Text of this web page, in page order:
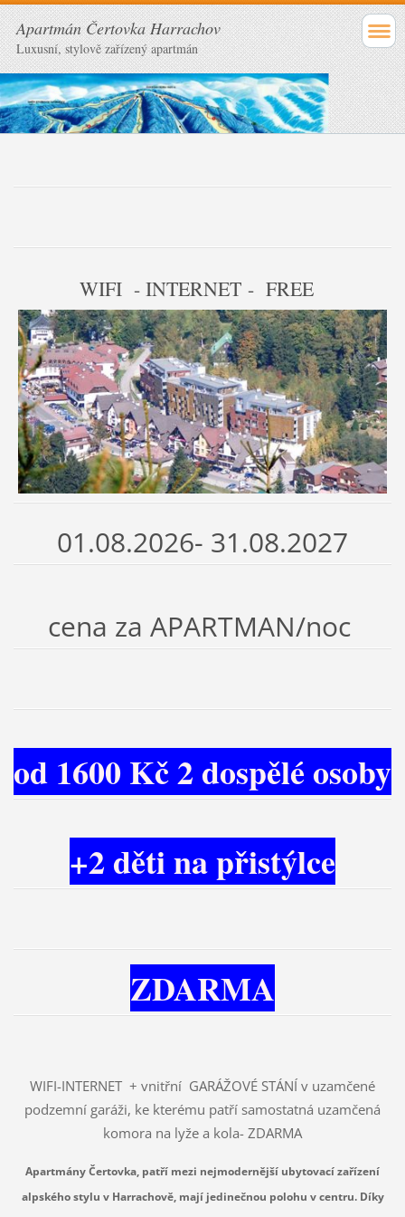
Apartmán Čertovka Harrachov
Luxusní, stylově zařízený apartmán
WIFI - INTERNET - FREE
01.08.2026- 31.08.2027
cena za APARTMAN/noc
od 1600 Kč 2 dospělé osoby
+2 děti na přistýlce
ZDARMA
WIFI-INTERNET + vnitřní GARÁŽOVÉ STÁNÍ v uzamčené
podzemní garáži, ke kterému patří samostatná uzamčená
komora na lyže a kola- ZDARMA
Apartmány Čertovka, patří mezi nejmodernější ubytovací zařízení
alpského stylu v Harrachově, mají jedinečnou polohu v centru. Díky